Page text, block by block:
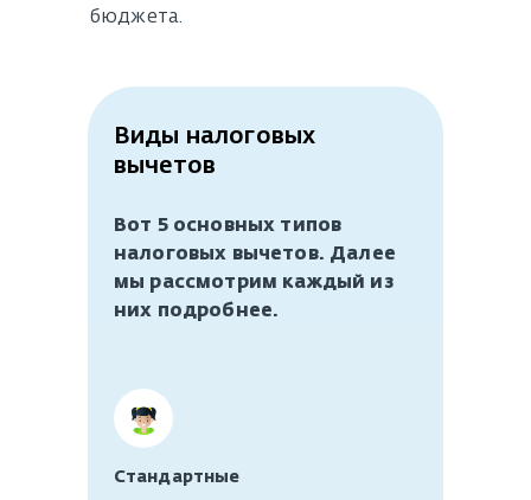
бюджета.
Вот 5 основных типов
налоговых вычетов. Далее
мы рассмотрим каждый из
них подробнее.
Стандартные
Виды налоговых
вычетов